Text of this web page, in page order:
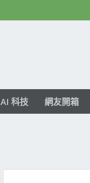
AI 科技 網友開箱